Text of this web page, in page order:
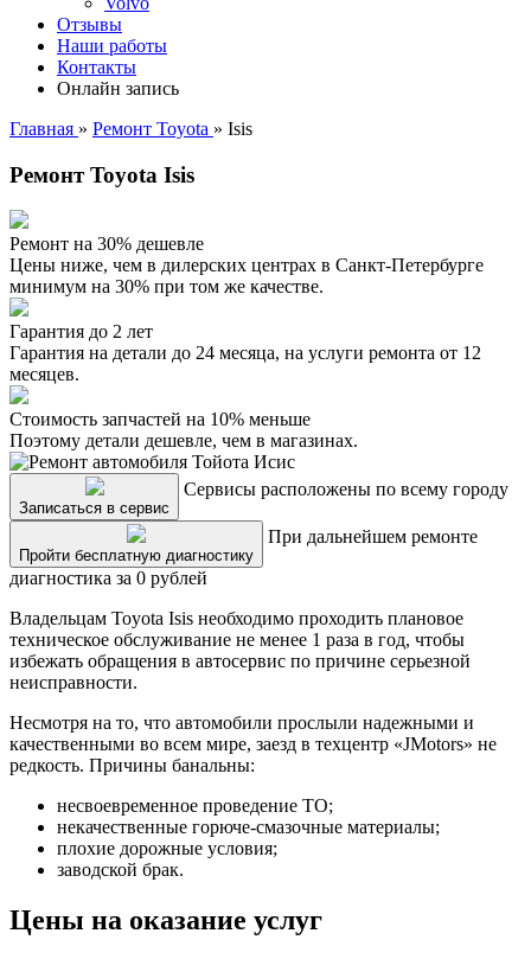
Отзывы
Наши работы
Контакты
Онлайн запись
Главная » Ремонт Toyota » Isis
Ремонт Toyota Isis
Ремонт на 30% дешевле
Цены ниже, чем в дилерских центрах в Санкт-Петербурге
минимум на 30% при том же качестве.
Гарантия до 2 лет
Гарантия на детали до 24 месяца, на услуги ремонта от 12
месяцев.
Стоимость запчастей на 10% меньше
Поэтому детали дешевле, чем в магазинах.
Записаться в сервис
Сервисы расположены по всему городу
Пройти бесплатную диагностику
При дальнейшем ремонте
диагностика за 0 рублей
Владельцам Toyota Isis необходимо проходить плановое
техническое обслуживание не менее 1 раза в год, чтобы
избежать обращения в автосервис по причине серьезной
неисправности.
Несмотря на то, что автомобили прослыли надежными и
качественными во всем мире, заезд в техцентр «JMotors» не
редкость. Причины банальны:
несвоевременное проведение ТО;
некачественные горюче-смазочные материалы;
плохие дорожные условия;
заводской брак.
Цены на оказание услуг